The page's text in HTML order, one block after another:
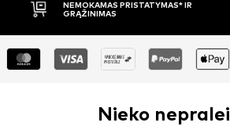
APMOKĖJIMAS PRISTAČIUS
Nieko